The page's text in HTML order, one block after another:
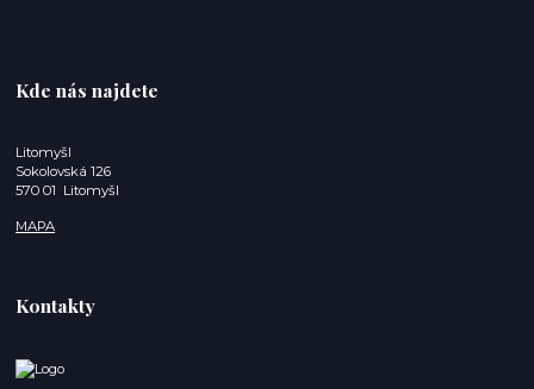
Kde nás najdete
Litomyšl
Sokolovská 126
570 01 Litomyšl
MAPA
Kontakty